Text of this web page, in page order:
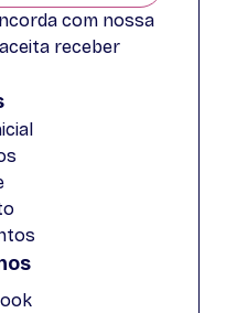
com nossa
receber